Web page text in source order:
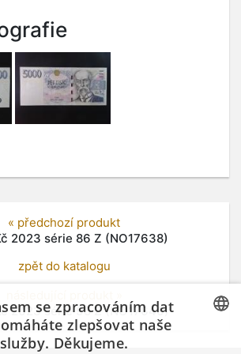
« předchozí produkt
2023 série 86 Z (NO17638)
zpět do katalogu
2023 série 95 Z (NO17640)
se zpracováním dat
zlepšovat naše
služby. Děkujeme.